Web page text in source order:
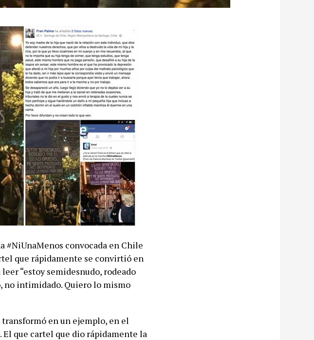
#NiUnaMenos convocada en Chile
que rápidamente se convirtió en
“estoy semidesnudo, rodeado
no intimidado. Quiero lo mismo
en un ejemplo, en el
que cartel que dio rápidamente la